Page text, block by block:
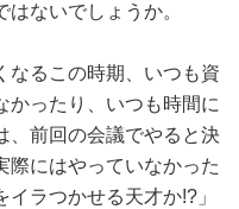
ないでしょうか。
なるこの時期、いつも資
かったり、いつも時間に
、前回の会議でやると決
際にはやっていなかった
ラつかせる天才か!?」